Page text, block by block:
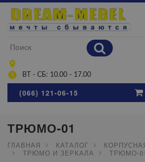
ВТ - СБ: 10.00 - 17.00
(066) 121-06-15
ТРЮМО-01
ГЛАВНАЯ КАТАЛОГ
ТРЮМО И ЗЕРКАЛА
ТРЮМО-